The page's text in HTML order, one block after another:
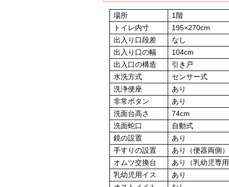
場所
1階
トイレ内寸
195×270cm
出入り口段差
なし
出入り口の幅
104cm
出入口の構造
引き戸
水洗方式
センサー式
洗浄便座
あり
非常ボタン
あり
洗面台高さ
74cm
洗面蛇口
自動式
鏡の設置
あり
手すりの設置
あり（便器両側）
オムツ交換台
あり（乳幼児専用
乳幼児用イス
あり